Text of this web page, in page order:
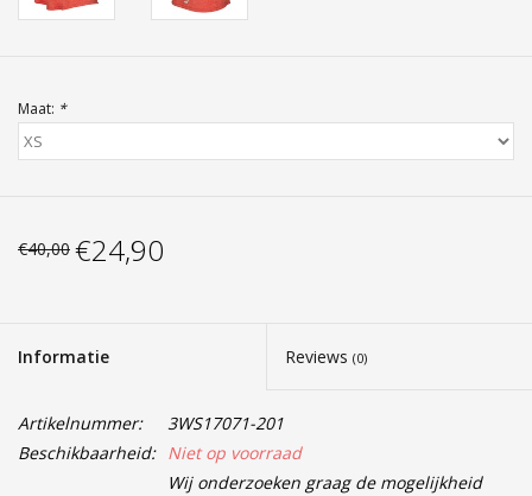
Maat: *
€40,00 €24,90
Informatie Reviews (0)
Artikelnummer:
3WS17071-201
Beschikbaarheid: Niet op voorraad
Wij onderzoeken graag de mogelijkheid